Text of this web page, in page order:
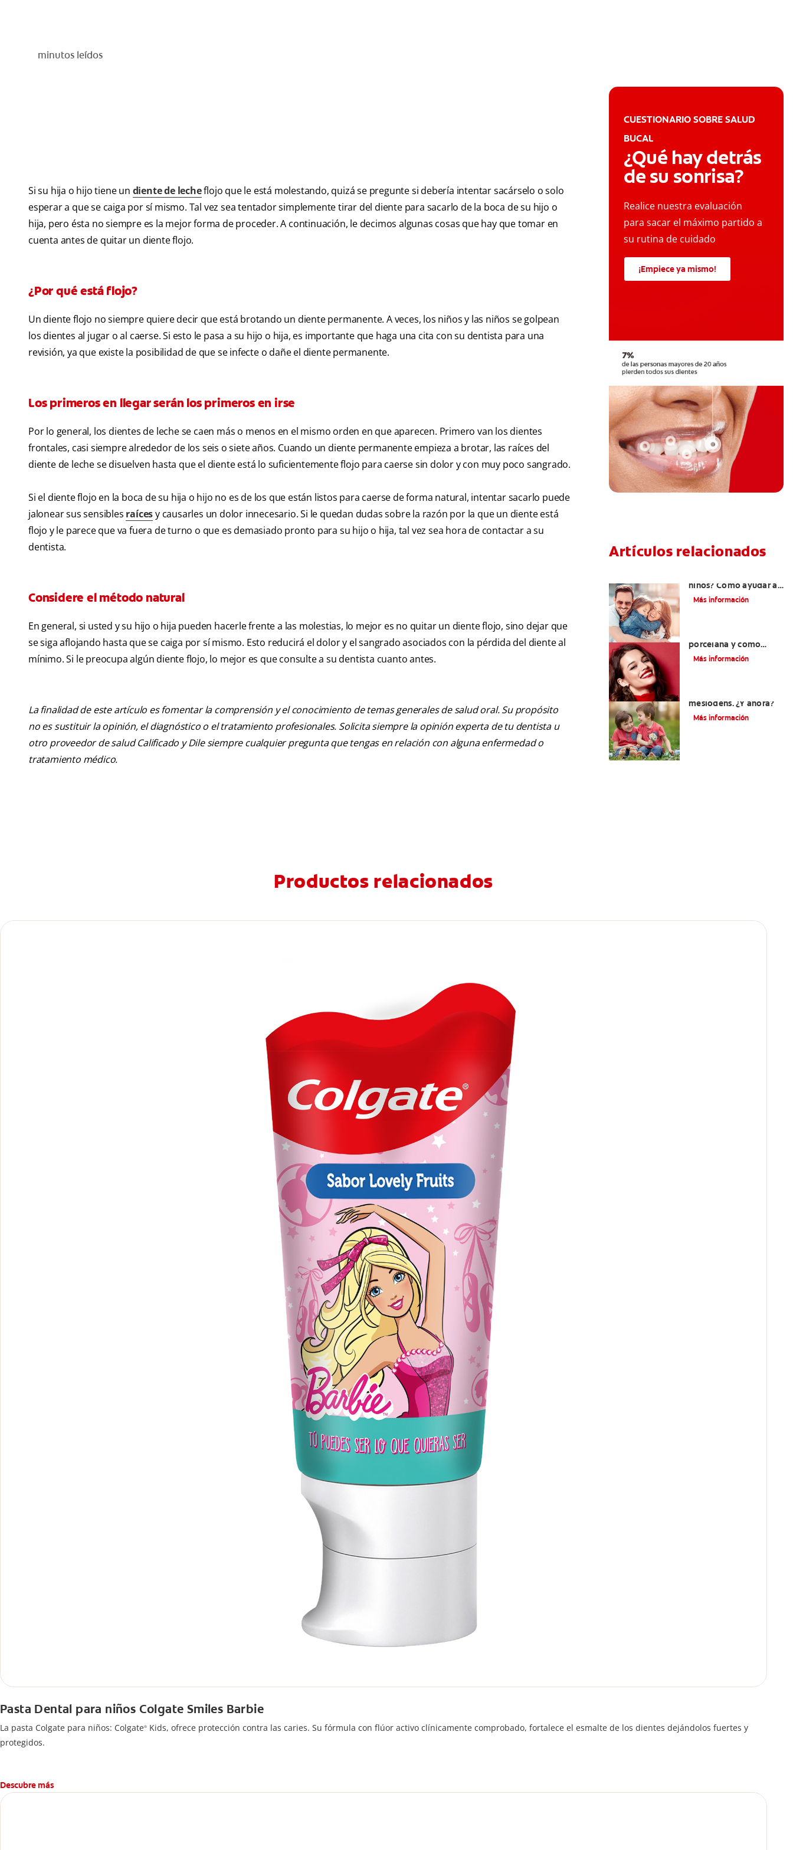
minutos leídos
Si su hija o hijo tiene un diente de lecheflojo que le está molestando, quizá se pregunte si debería intentar sacárselo o solo
esperar a que se caiga por sí mismo. Tal vez sea tentador simplemente tirar del diente para sacarlo de la boca de su hijo o
hija, pero ésta no siempre es la mejor forma de proceder. A continuación, le decimos algunas cosas que hay que tomar en
cuenta antes de quitar un diente flojo.
¿Por qué está flojo?
Un diente flojo no siempre quiere decir que está brotando un diente permanente. A veces, los niños y las niños se golpean
los dientes al jugar o al caerse. Si esto le pasa a su hijo o hija, es importante que haga una cita con su dentista para una
revisión, ya que existe la posibilidad de que se infecte o dañe el diente permanente.
Los primeros en llegar serán los primeros en irse
Por lo general, los dientes de leche se caen más o menos en el mismo orden en que aparecen. Primero van los dientes
frontales, casi siempre alrededor de los seis o siete años. Cuando un diente permanente empieza a brotar, las raíces del
diente de leche se disuelven hasta que el diente está lo suficientemente flojo para caerse sin dolor y con muy poco sangrado.
Si el diente flojo en la boca de su hija o hijo no es de los que están listos para caerse de forma natural, intentar sacarlo puede
jalonear sus sensibles raícesy causarles un dolor innecesario. Si le quedan dudas sobre la razón por la que un diente está
flojo y le parece que va fuera de turno o que es demasiado pronto para su hijo o hija, tal vez sea hora de contactar a su
dentista.
Considere el método natural
En general, si usted y su hijo o hija pueden hacerle frente a las molestias, lo mejor es no quitar un diente flojo, sino dejar que
se siga aflojando hasta que se caiga por sí mismo. Esto reducirá el dolor y el sangrado asociados con la pérdida del diente al
mínimo. Si le preocupa algún diente flojo, lo mejor es que consulte a su dentista cuanto antes.
La finalidad de este artículo es fomentar la comprensión y el conocimiento de temas generales de salud oral. Su propósito
no es sustituir la opinión, el diagnóstico o el tratamiento profesionales. Solicita siempre la opinión experta de tu dentista u
otro proveedor de salud Calificado y Dile siempre cualquier pregunta que tengas en relación con alguna enfermedad o
tratamiento médico.
CUESTIONARIO SOBRE SALUD
BUCAL
¿Qué hay detrás
de su sonrisa?
Realice nuestra evaluación
para sacar el máximo partido a
su rutina de cuidado
¡Empiece ya mismo!
Artículos relacionados
niños? Cómo ayudar a
tus pequeños en el
Más información
porcelana y cómo
cuidarlas?
Más información
mesiodens. ¿Y ahora?
Más información
Productos relacionados
Pasta Dental para niños Colgate Smiles Barbie
La pasta Colgate para niños: Colgate® Kids, ofrece protección contra las caries. Su fórmula con flúor activo clínicamente comprobado, fortalece el esmalte de los dientes dejándolos fuertes y
protegidos.
Descubre más